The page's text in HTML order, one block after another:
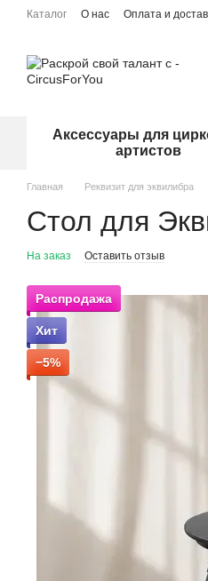
Перейти к основному контенту
Каталог О нас Оплата и
Аксессуары для
артистов
Главная Реквизит для эквилибра
Стол для
На заказ Оставить отзыв
Распродажа
Хит
−5%